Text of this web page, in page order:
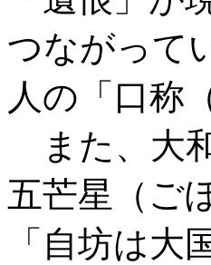
つながって
人の「口称
また、大
五芒星（ご
「自坊は